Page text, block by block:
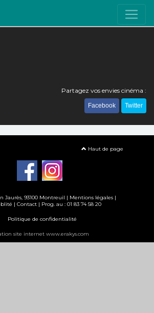
Partagez vos envies cinéma :
Facebook Twitter
Haut de page
Jaurès, 93100 Montreuil | Mentions légales|
| Contact| Prog. au : 01 83 74 58 20
Politique de confidentialité
site internet www.erakys.com